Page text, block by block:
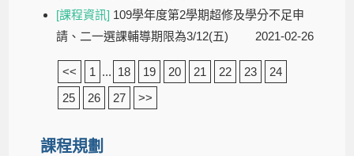
[課程資訊] 109學年度第2學期超修及學分不足申
請、二一選課輔導期限為3/12(五)
2021-02-26
<< 1 ... 18 19 20 21 22 23
24
25
26 27 >>
課程規劃